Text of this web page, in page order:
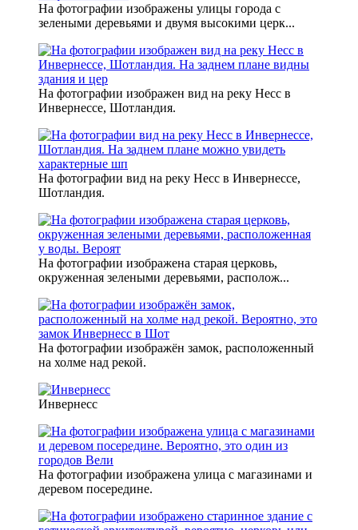
На фотографии изображены улицы города с
зелеными деревьями и двумя высокими церк...
На фотографии изображен вид на реку Несс в
Инвернессе, Шотландия.
На фотографии вид на реку Несс в Инвернессе,
Шотландия.
На фотографии изображена старая церковь,
окруженная зелеными деревьями, располож...
На фотографии изображён замок, расположенный
на холме над рекой.
Инвернесс
На фотографии изображена улица с магазинами и
деревом посередине.